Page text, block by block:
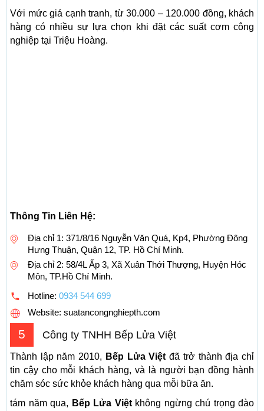
Với mức giá cạnh tranh, từ 30.000 – 120.000 đồng, khách
hàng có nhiều sự lựa chọn khi đặt các suất cơm công
nghiệp tại Triệu Hoàng.
Thông Tin Liên Hệ:
Địa chỉ 1: 371/8/16 Nguyễn Văn Quá, Kp4, Phường Đông
Hưng Thuận, Quận 12, TP. Hồ Chí Minh.
Địa chỉ 2: 58/4L Ấp 3, Xã Xuân Thới Thượng, Huyện Hóc
Môn, TP.Hồ Chí Minh.
Hotline: 0934 544 699
Website: suatancongnghiepth.com
5 Công ty TNHH Bếp Lửa Việt
Thành lập năm 2010, Bếp Lửa Việt đã trở thành địa chỉ
tin cậy cho mỗi khách hàng, và là người bạn đồng hành
chăm sóc sức khỏe khách hàng qua mỗi bữa ăn.
tám năm qua, Bếp Lửa Việtkhông ngừng chú trọng đào